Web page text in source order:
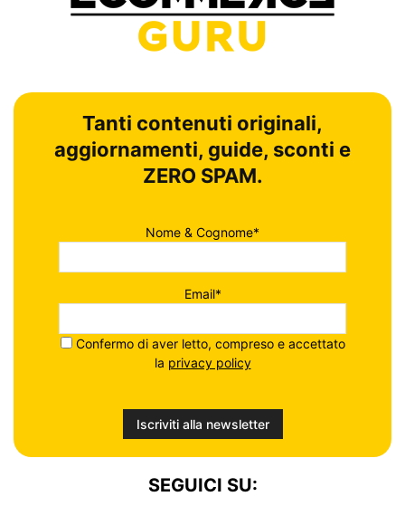
Tanti contenuti originali,
aggiornamenti, guide, sconti e
ZERO SPAM.
Nome & Cognome*
Email*
Confermo di aver letto, compreso e accettato
la privacy policy
SEGUICI SU: